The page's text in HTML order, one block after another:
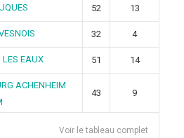
52 13
32 4
EAUX 51 14
ACHENHEIM
43 9
Voir le tableau complet